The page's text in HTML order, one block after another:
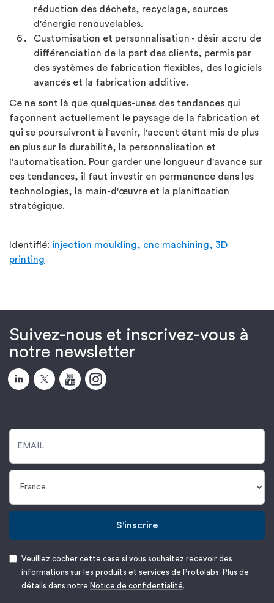
réduction des déchets, recyclage, sources
d'énergie renouvelables.
Customisation et personnalisation - désir accru de
différenciation de la part des clients, permis par
des systèmes de fabrication flexibles, des logiciels
avancés et la fabrication additive.
Ce ne sont là que quelques-unes des tendances qui
façonnent actuellement le paysage de la fabrication et
qui se poursuivront à l'avenir, l'accent étant mis de plus
en plus sur la durabilité, la personnalisation et
l'automatisation. Pour garder une longueur d'avance sur
ces tendances, il faut investir en permanence dans les
technologies, la main-d'œuvre et la planification
stratégique.
Identifié: injection moulding, cnc machining, 3D
printing
Suivez-nous et inscrivez-vous à
notre newsletter
S'inscrire
Veuillez cocher cette case si vous souhaitez recevoir des
informations sur les produits et services de Protolabs. Plus de
détails dans notre Notice de confidentialité.